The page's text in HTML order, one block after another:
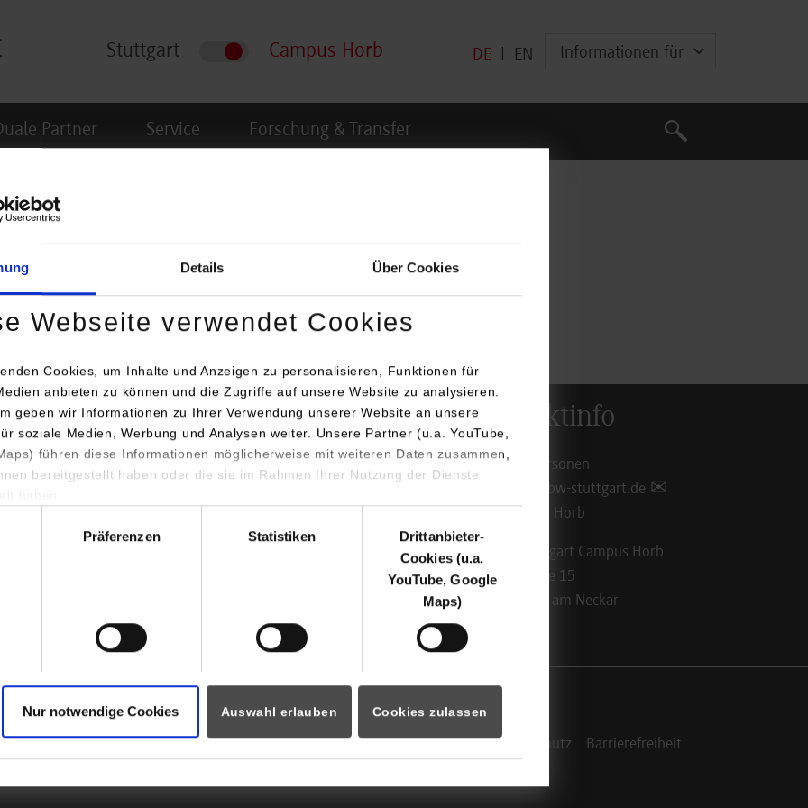
Details Über Cookies
Webseite verwendet Cookies
Cookies, um Inhalte und Anzeigen zu personalisieren, Funktionen für
anbieten zu können und die Zugriffe auf unsere Website zu analysieren.
geben wir Informationen zu Ihrer Verwendung unserer Website an unsere
soziale Medien, Werbung und Analysen weiter. Unsere Partner (u.a. YouTube,
führen diese Informationen möglicherweise mit weiteren Daten zusammen,
bereitgestellt haben oder die sie im Rahmen Ihrer Nutzung der Dienste
Präferenzen Statistiken
Drittanbieter-
Cookies (u.a.
YouTube, Google
Maps)
Nur notwendige Cookies Auswahl erlauben Cookies zulassen
Stuttgart Campus Horb DE EN Informationen für
Partner Service Forschung & Transfer
Suche
Suche
am 13. November 2026 statt.
Zeitpunkt.
für Portale
Studierendenportale
Intranet
Kontaktinfo
Ansprechpersonen
info@hb.dhbw-stuttgart.de
Standorte in Horb
DHBW Stuttgart Campus Horb
Florianstraße 15
72160 Horb am Neckar
facebookinstagramlinkedin youtube Datenschutz Barrierefreiheit